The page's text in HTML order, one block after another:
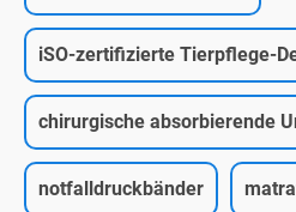
iSO-zertifizierte Tierpflege-
chirurgische absorbierende
notfalldruckbänder